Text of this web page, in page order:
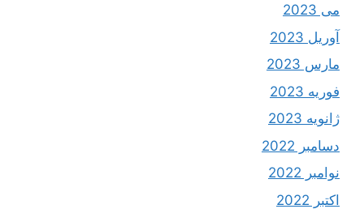
می 2023
آوریل 2023
مارس 2023
فوریه 2023
ژانویه 2023
دسامبر 2022
نوامبر 2022
اکتبر 2022